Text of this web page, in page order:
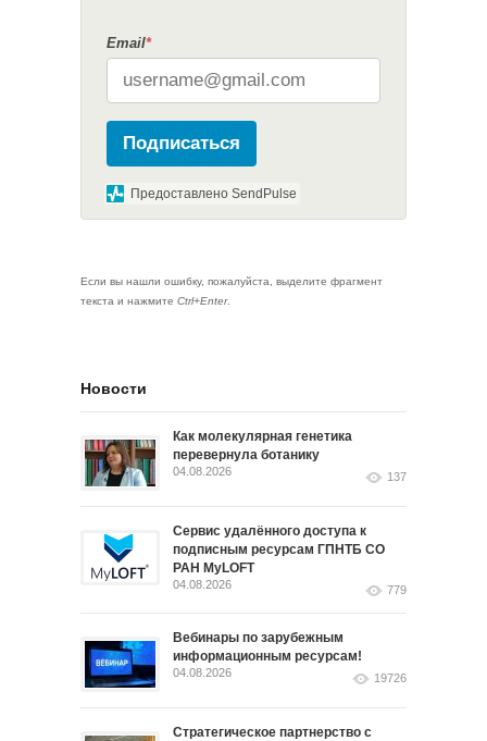
Email*
Подписаться
Предоставлено SendPulse
Если вы нашли ошибку, пожалуйста, выделите фрагмент
текста и нажмите Ctrl+Enter.
Новости
Как молекулярная генетика
перевернула ботанику
04.08.2026 137
Сервис удалённого доступа к
подписным ресурсам ГПНТБ СО
РАН MyLOFT
04.08.2026 779
Вебинары по зарубежным
информационным ресурсам!
04.08.2026 19726
Стратегическое партнерство с